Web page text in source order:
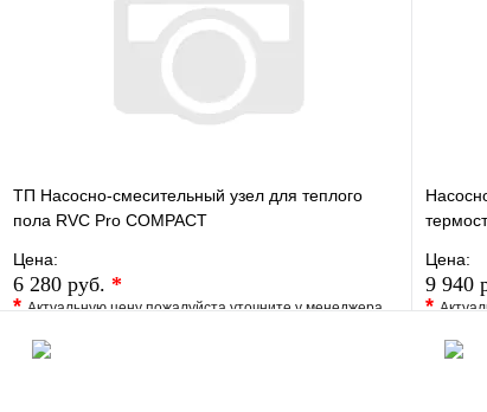
ТП Насосно-смесительный узел для теплого
пола RVC Pro COMPACT
Цена:
6 280 руб. *
*Актуальную цену пожалуйста уточните у менеджера
В избранное
Цена:
9 940
*
В